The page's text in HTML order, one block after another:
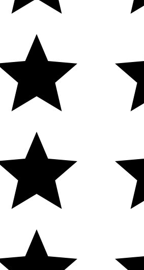
MINHA CONTA
Pedidos
Cadastre-se
SELOS
Add Suite- Tecnologia e